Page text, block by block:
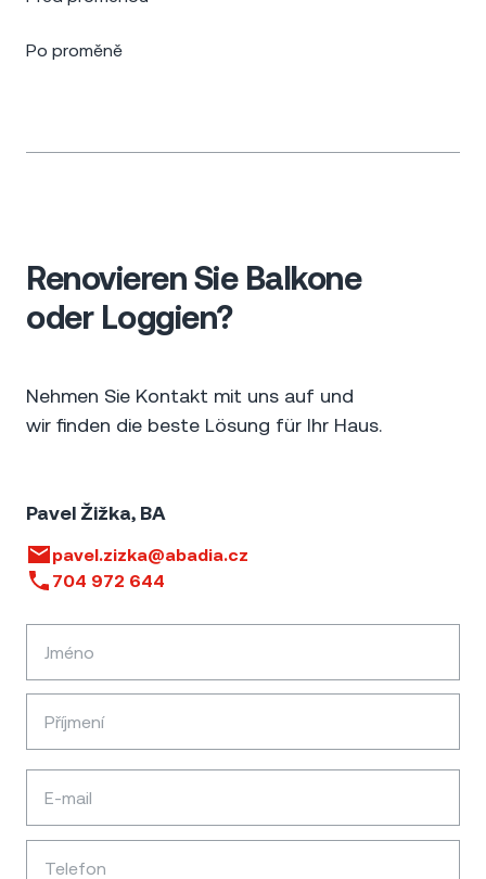
Po proměně
Renovieren Sie Balkone
oder Loggien?
Nehmen Sie Kontakt mit uns auf und
wir finden die beste Lösung für Ihr Haus.
Pavel Žižka, BA
pavel.zizka@abadia.cz
704 972 644